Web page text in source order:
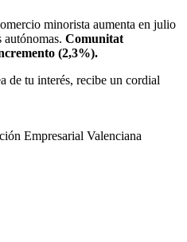
minorista aumenta en julio
autónomas. Comunitat
(2,3%).
de tu interés, recibe un cordial
Empresarial Valenciana